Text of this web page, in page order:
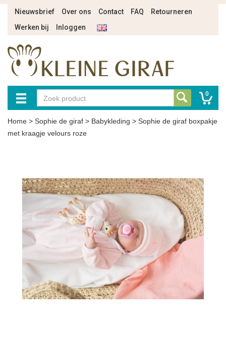
Nieuwsbrief Over ons Contact FAQ
Retourneren
Werken bij
Inloggen
0
Home > Sophie de giraf > Babykleding > Sophie de giraf boxpakje
met kraagje velours roze